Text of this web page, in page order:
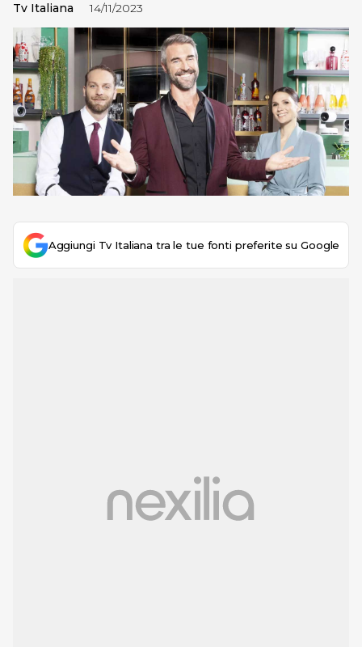
Tv Italiana 14/11/2023
Aggiungi Tv Italiana tra le tue fonti preferite su Google